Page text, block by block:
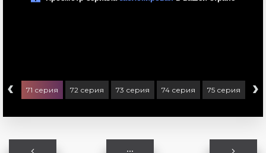
‹ 71 серия 72 серия 73 серия 74 серия 75 серия 76
›